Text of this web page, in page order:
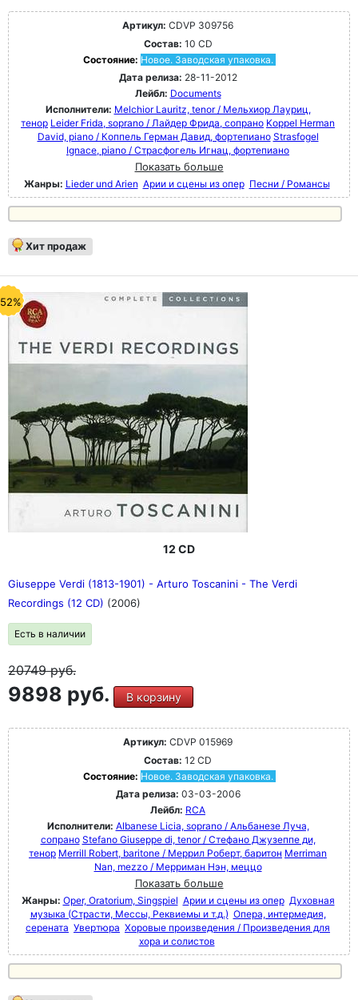
Артикул: CDVP 309756
Состав: 10 CD
Состояние: Новое. Заводская упаковка.
Дата релиза: 28-11-2012
Лейбл: Documents
Исполнители: Melchior Lauritz, tenor / Мельхиор Лауриц,
тенор Leider Frida, soprano / Лайдер Фрида, сопрано Koppel Herman
David, piano / Коппель Герман Давид, фортепиано Strasfogel
Ignace, piano / Страсфогель Игнац, фортепиано
Показать больше
Жанры: Lieder und Arien Арии и сцены из опер Песни / Романсы
Хит продаж
12 CD
Giuseppe Verdi (1813-1901) - Arturo Toscanini - The Verdi
Recordings (12 CD) (2006)
Есть в наличии
20749руб.
9898 руб. В корзину
Артикул: CDVP 015969
Состав: 12 CD
Состояние: Новое. Заводская упаковка.
Дата релиза: 03-03-2006
Лейбл: RCA
Исполнители: Albanese Licia, soprano / Альбанезе Луча,
сопрано Stefano Giuseppe di, tenor / Стефано Джузеппе ди,
тенор Merrill Robert, baritone / Меррил Роберт, баритон Merriman
Nan, mezzo / Мерриман Нэн, меццо
Показать больше
Жанры: Oper, Oratorium, Singspiel Арии и сцены из опер Духовная
музыка (Страсти, Мессы, Реквиемы и т.д.) Опера, интермедия,
серената Увертюра Хоровые произведения / Произведения для
хора и солистов